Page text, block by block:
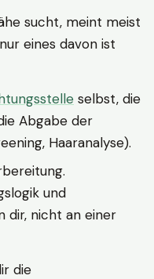
sucht, meint meist
eines davon ist
selbst, die
Abgabe der
Haaranalyse).
und
dir, nicht an einer
die